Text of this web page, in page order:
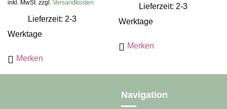
15,95 €7,98 €.
mehrere
Die
Optionen
inkl. MwSt. zzgl. Versandkosten
Lieferzeit: 2-3
Werktage
Merken
mehrere
Die
der
Produktseite
Lieferzeit: 2-3
Werktage
Merken
Navigation